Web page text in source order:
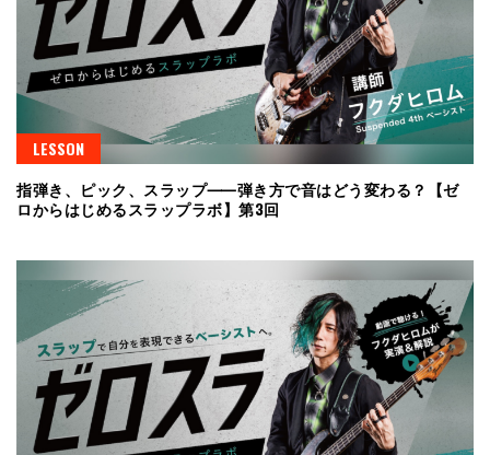
LESSON
指弾き、ピック、スラップ⸺弾き方で音はどう変わる？【ゼ
ロからはじめるスラップラボ】第3回